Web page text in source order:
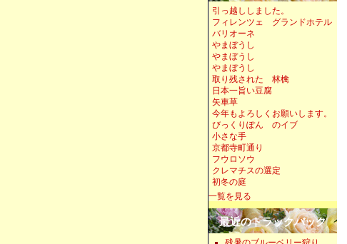
引っ越ししました。
フィレンツェ グランドホテル
バリオーネ
やまぼうし
やまぼうし
やまぼうし
取り残された 林檎
日本一旨い豆腐
矢車草
今年もよろしくお願いします。
びっくりぽん のイブ
小さな手
京都寺町通り
フウロソウ
クレマチスの選定
初冬の庭
一覧を見る
最近のトラックバック